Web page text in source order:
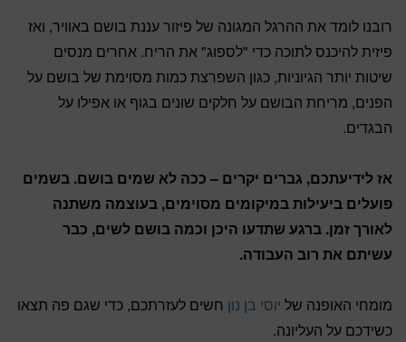
רובנו לומד את ההרגל המגונה של פיזור עננת בושם באוויר, ואז
פיזית להיכנס לתוכה כדי "לספוג" את הריח. אחרים מנסים
שיטות יותר הגיוניות, כגון השפרצת כמות מסוימת של בושם על
הפנים, מריחת הבושם על חלקים שונים בגוף או אפילו על
הבגדים.
אז לידיעתכם, גברים יקרים – ככה לא שמים בושם. בשמים
פועלים ביעילות במיקומים מסוימים, בעוצמה משתנה
לאורך זמן. ברגע שתדעו היכן וכמה בושם לשים, כבר
עשיתם את רוב העבודה.
מומחי האופנה של יוסי בן נון חשים לעזרתכם, כדי שגם פה תצאו
כשידכם על העליונה.